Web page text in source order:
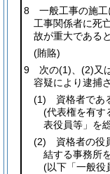
8 一般工事の施工
工事関係者に死
故が重大である
(賄賂)
9 次の(1) (2)又
容疑により逮捕
(1) 資格者であ
(代表権を有す
表役員等」を
(2) 資格者の役
結する事務所
(以下「一般役